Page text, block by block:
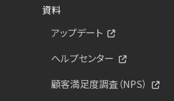
資料
アップデート
ヘルプセンター
顧客満足度調査（NPS）